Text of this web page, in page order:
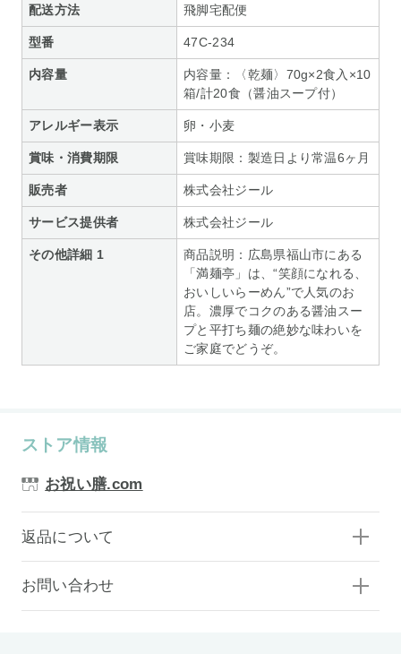
配送方法 飛脚宅配便
型番 47C-234
内容量
内容量：〈乾麺〉70g×2食入×10
箱/計20食（醤油スープ付）
アレルギー表示 卵・小麦
賞味・消費期限 賞味期限：製造日より常温6ヶ月
販売者 株式会社ジール
サービス提供者 株式会社ジール
その他詳細 1
商品説明：広島県福山市にある
「満麺亭」は、“笑顔になれる、
おいしいらーめん”で人気のお
店。濃厚でコクのある醤油スー
プと平打ち麺の絶妙な味わいを
ご家庭でどうぞ。
ストア情報
お祝い膳.com
返品について
お問い合わせ